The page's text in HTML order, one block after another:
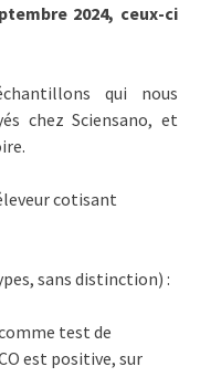
2024, ceux-ci
qui nous
chez Sciensano, et
cotisant
sans distinction) :
test de
est positive, sur